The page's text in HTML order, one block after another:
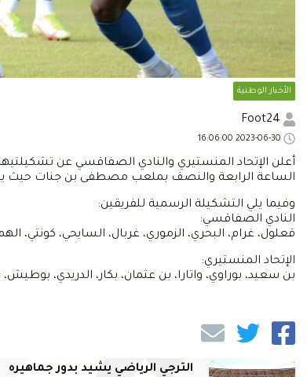
الأخبار الوطنية
أعلن الإتحاد المنستيري والنادي الصفاقسي عن
الساعة الرابعة والنصف بملعب مصطفى بن جنات حيث
وفيما يلي التشكيلة الرسمية للفريقين:
النادي الصفاقسي:
قعلول، غرام، البحري، الزموري، غربال، السايحي، كونتي،
الإتحاد المنستيري:
بن سعيد، بوراوي، واتارا، بن عثمان، بكار، الدريدي،
الترجي الرياضي يشيد بدور جماهيره